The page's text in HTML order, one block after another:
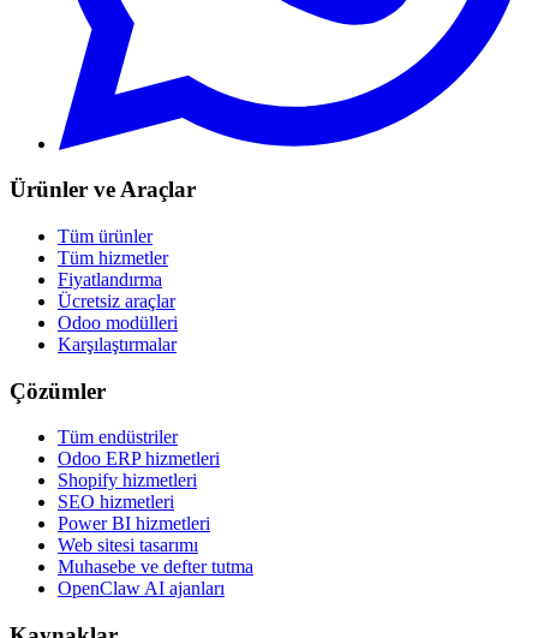
Ürünler ve Araçlar
Tüm ürünler
Tüm hizmetler
Fiyatlandırma
Ücretsiz araçlar
Odoo modülleri
Karşılaştırmalar
Çözümler
Tüm endüstriler
Odoo ERP hizmetleri
Shopify hizmetleri
SEO hizmetleri
Power BI hizmetleri
Web sitesi tasarımı
Muhasebe ve defter tutma
OpenClaw AI ajanları